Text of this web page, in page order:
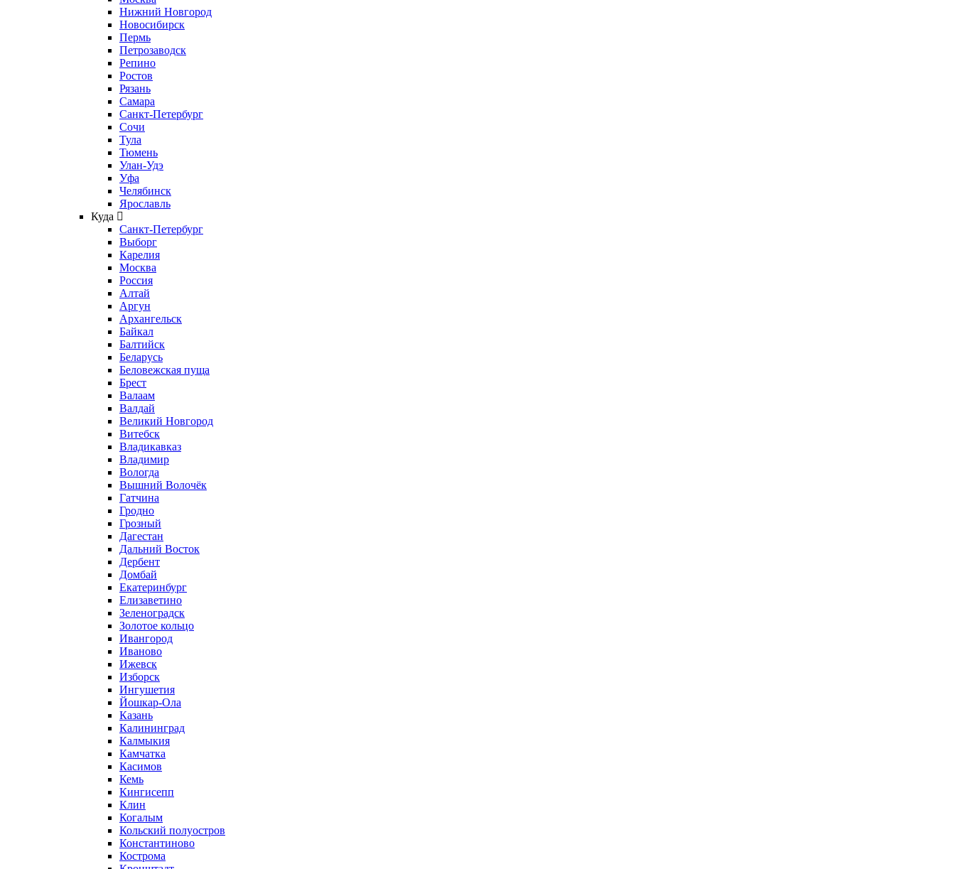
Нижний Новгород
Новосибирск
Пермь
Петрозаводск
Репино
Ростов
Рязань
Самара
Санкт-Петербург
Сочи
Тула
Тюмень
Улан-Удэ
Уфа
Челябинск
Ярославль
Куда
Санкт-Петербург
Выборг
Карелия
Москва
Россия
Алтай
Аргун
Архангельск
Байкал
Балтийск
Беларусь
Беловежская пуща
Брест
Валаам
Валдай
Великий Новгород
Витебск
Владикавказ
Владимир
Вологда
Вышний Волочёк
Гатчина
Гродно
Грозный
Дагестан
Дальний Восток
Дербент
Домбай
Екатеринбург
Елизаветино
Зеленоградск
Золотое кольцо
Ивангород
Иваново
Ижевск
Изборск
Ингушетия
Йошкар-Ола
Казань
Калининград
Калмыкия
Камчатка
Касимов
Кемь
Кингисепп
Клин
Когалым
Кольский полуостров
Константиново
Кострома